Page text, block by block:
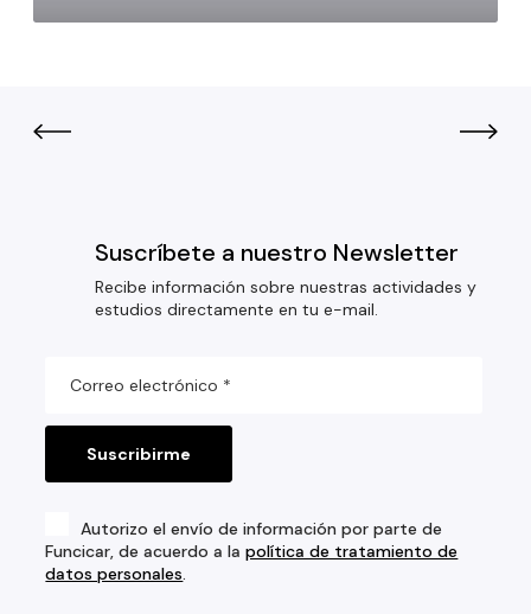
Suscríbete a nuestro Newsletter
Recibe información sobre nuestras actividades y
estudios directamente en tu e-mail.
Autorizo el envío de información por parte de
Funcicar, de acuerdo a lapolítica de tratamiento de
datos personales.